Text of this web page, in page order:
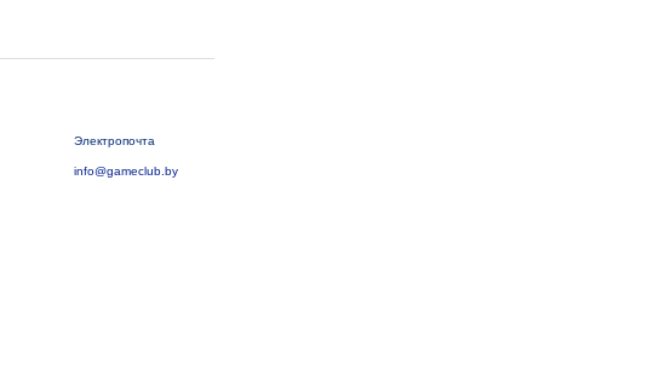
Электропочта
info@gameclub.by